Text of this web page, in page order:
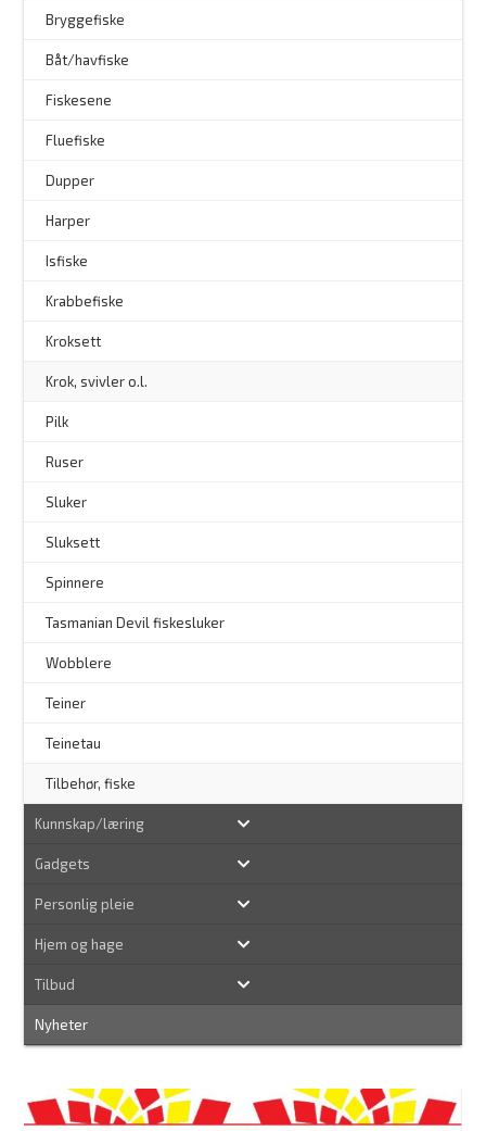
Bryggefiske
Båt/havfiske
Fiskesene
Fluefiske
Dupper
Harper
Isfiske
Krabbefiske
Kroksett
Krok, svivler o.l.
Pilk
Ruser
Sluker
Sluksett
Spinnere
Tasmanian Devil fiskesluker
Wobblere
Teiner
Teinetau
Tilbehør, fiske
Kunnskap/læring
Gadgets
Personlig pleie
Hjem og hage
Tilbud
Nyheter